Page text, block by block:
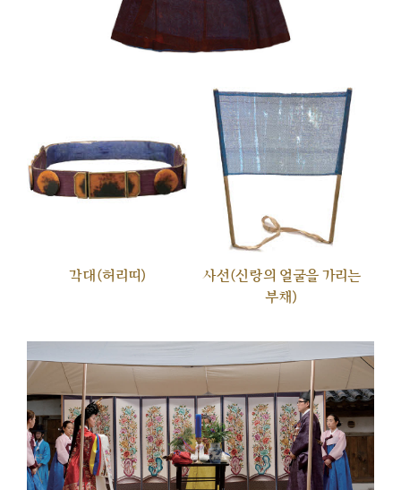
각대(허리띠)
사선(신랑의 얼굴을 가리는
부채)